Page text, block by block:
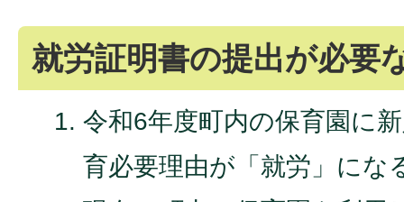
就労証明書の提出が必要
令和6年度町内の保育園に
育必要理由が「就労」にな